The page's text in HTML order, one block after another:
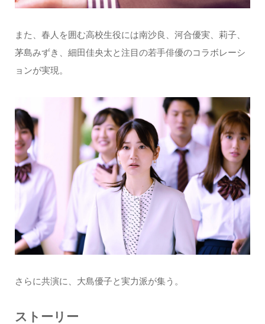
また、春人を囲む高校生役には南沙良、河合優実、莉子、
茅島みずき、細田佳央太と注目の若手俳優のコラボレーシ
ョンが実現。
さらに共演に、大島優子と実力派が集う。
ストーリー